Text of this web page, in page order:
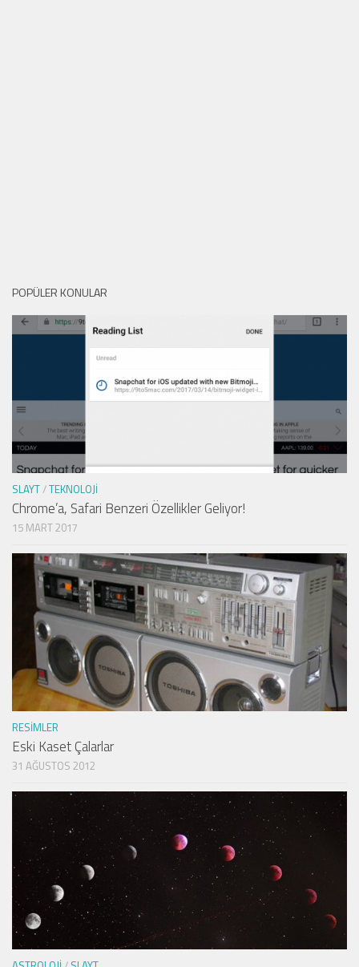
POPÜLER KONULAR
SLAYT/TEKNOLOJI
Chrome’a, Safari Benzeri Özellikler Geliyor!
15 MART 2017
RESIMLER
Eski Kaset Çalarlar
31 AĞUSTOS 2012